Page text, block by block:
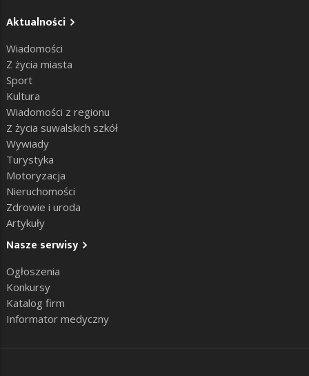
Aktualności
Wiadomości
Z życia miasta
Sport
Kultura
Wiadomości z regionu
Z życia suwalskich szkół
Wywiady
Turystyka
Motoryzacja
Nieruchomości
Zdrowie i uroda
Artykuły
Nasze serwisy
Ogłoszenia
Konkursy
Katalog firm
Informator medyczny